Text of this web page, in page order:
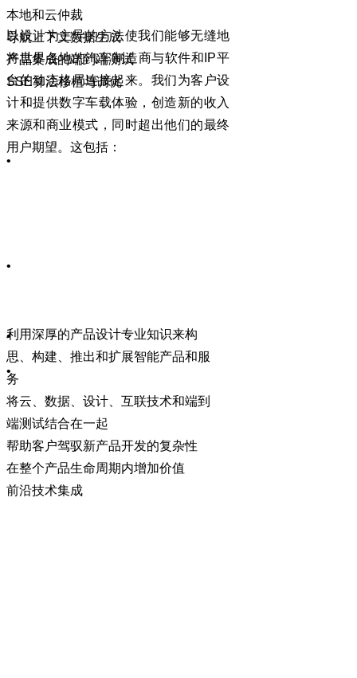
本地和云仲裁
导航上下文数据生成
产品集成的端到端测试
SSE算法移植与调优
以设计为主导的方法使我们能够无缝地
将世界各地的汽车制造商与软件和 IP平
台的动态格局连接起来。我们为客户设
计和提供数字车载体验，创造新的收入
来源和商业模式，同时超出他们的最终
用户期望。这包括：
•
•
•
•
利用深厚的产品设计专业知识来构
思、构建、推出和扩展智能产品和服
务
将云、数据、设计、互联技术和端到
端测试结合在一起
帮助客户驾驭新产品开发的复杂性
在整个产品生命周期内增加价值
前沿技术集成